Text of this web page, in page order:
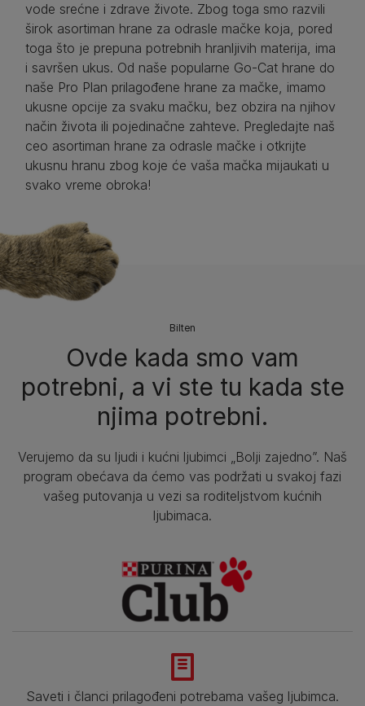
vode srećne i zdrave živote. Zbog toga smo razvili
širok asortiman hrane za odrasle mačke koja, pored
toga što je prepuna potrebnih hranljivih materija, ima
i savršen ukus. Od naše popularne Go-Cat hrane do
naše Pro Plan prilagođene hrane za mačke, imamo
ukusne opcije za svaku mačku, bez obzira na njihov
način života ili pojedinačne zahteve. Pregledajte naš
ceo asortiman hrane za odrasle mačke i otkrijte
ukusnu hranu zbog koje će vaša mačka mijaukati u
svako vreme obroka!
Bilten​
Ovde kada smo vam
potrebni, a vi ste tu kada ste
njima potrebni.
Verujemo da su ljudi i kućni ljubimci „Bolji zajedno”. Naš
program obećava da ćemo vas podržati u svakoj fazi
vašeg putovanja u vezi sa roditeljstvom kućnih
ljubimaca.
Saveti i članci prilagođeni potrebama vašeg ljubimca.